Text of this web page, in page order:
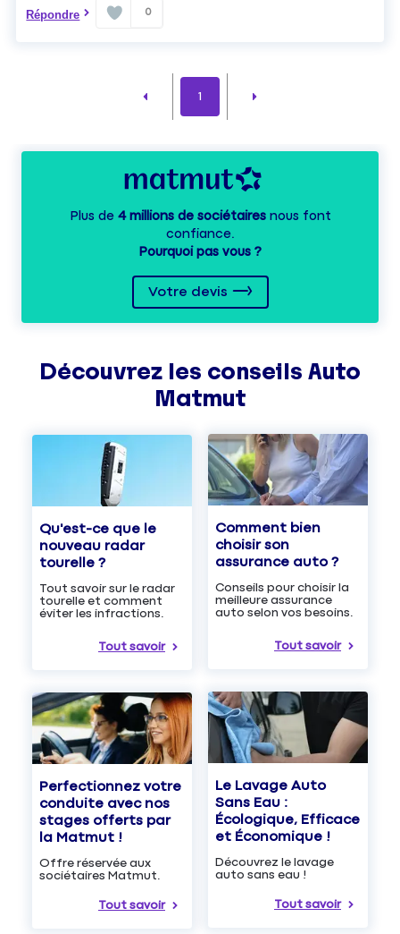
Répondre 0
1
Plus de 4 millions de sociétairesnous font
confiance.
Pourquoi pas vous ?
Votre devis
Découvrez les conseils Auto
Matmut
Qu'est-ce que le
nouveau radar
tourelle ?
Tout savoir sur le radar
tourelle et comment
éviter les infractions.
Tout savoir
Comment bien
choisir son
assurance auto ?
Conseils pour choisir la
meilleure assurance
auto selon vos besoins.
Tout savoir
Perfectionnez votre
conduite avec nos
stages offerts par
la Matmut !
Offre réservée aux
sociétaires Matmut.
Tout savoir
Le Lavage Auto
Sans Eau :
Écologique, Efficace
et Économique !
Découvrez le lavage
auto sans eau !
Tout savoir